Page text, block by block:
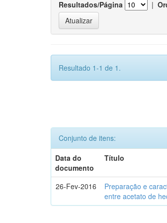
Resultados/Página |
Resultado 1-1 de 1.
Conjunto de itens:
Data do
documento
Título
26-Fev-2016
Preparação e
entre acetato de